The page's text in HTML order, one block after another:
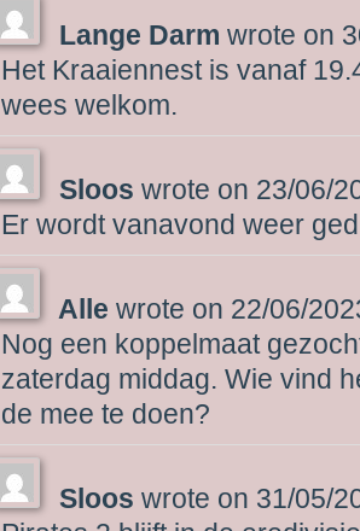
Lange Darmwrote on
Het Kraaiennest is vanaf
wees welkom.
Slooswrote on 23/06/
Er wordt vanavond weer
Allewrote on 22/06/
Nog een koppelmaat
zaterdag middag. Wie vind
de mee te doen?
Slooswrote on 31/05/